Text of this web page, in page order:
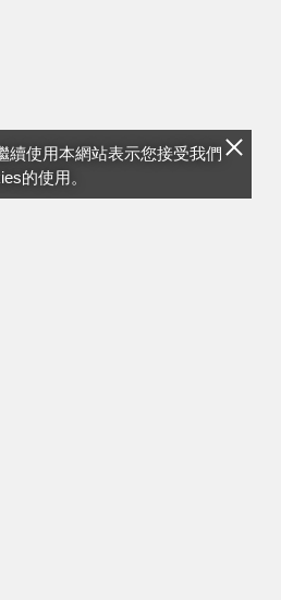
續使用本網站表示您接受我們
的使用。